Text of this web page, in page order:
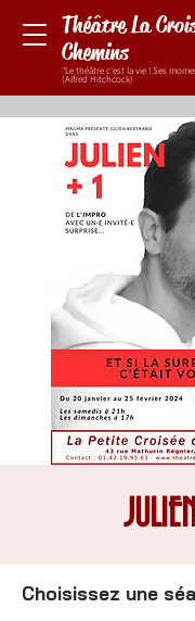
Théâtre La
Chemins
"Le théâtre c'est la vie ! Ses
(Alfred Hitchcock)
Choisissez une